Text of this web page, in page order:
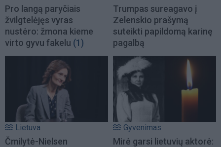
Pro langą paryčiais
žvilgtelėjęs vyras
nustėro: žmona kieme
virto gyvu fakelu (1)
Trumpas sureagavo į
Zelenskio prašymą
suteikti papildomą karinę
pagalbą
Lietuva
Čmilytė-Nielsen
Gyvenimas
Mirė garsi lietuvių aktorė: